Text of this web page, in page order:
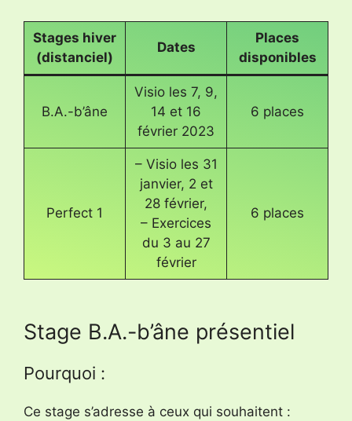
Stages hiver
(distanciel)
Dates
Places
disponibles
B.A.-b’âne
Visio les 7, 9,
14 et 16
février 2023
6 places
Perfect 1
– Visio les 31
janvier, 2 et
28 février,
– Exercices
du 3 au 27
février
6 places
Stage B.A.-b’âne présentiel
Pourquoi :
Ce stage s’adresse à ceux qui souhaitent :